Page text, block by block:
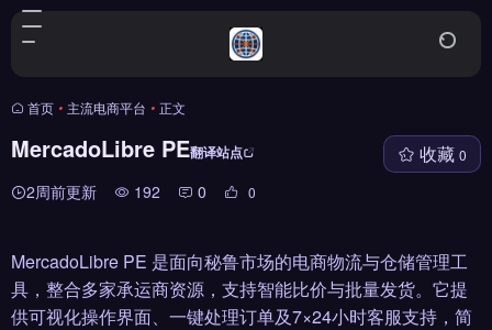
首页 • 主流电商平台 • 正文
MercadoLibre PE翻译站点
2周前更新 192 0 0
收藏 0
MercadoLibre PE 是面向秘鲁市场的电商物流与仓储管理工
具，整合多家承运商资源，支持智能比价与批量发货。它提
供可视化操作界面、一键处理订单及7×24小时客服支持，简